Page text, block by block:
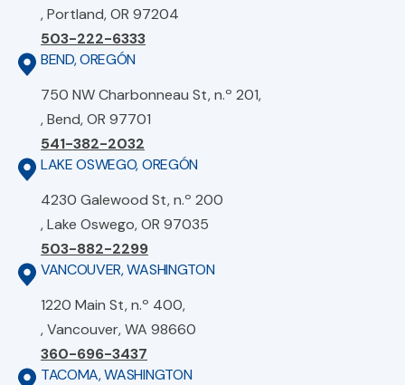
, Portland, OR 97204
503-222-6333
BEND, OREGÓN
750 NW Charbonneau St, n.º 201,
, Bend, OR 97701
541-382-2032
LAKE OSWEGO, OREGÓN
4230 Galewood St, n.º 200
, Lake Oswego, OR 97035
503-882-2299
VANCOUVER, WASHINGTON
1220 Main St, n.º 400,
, Vancouver, WA 98660
360-696-3437
TACOMA, WASHINGTON